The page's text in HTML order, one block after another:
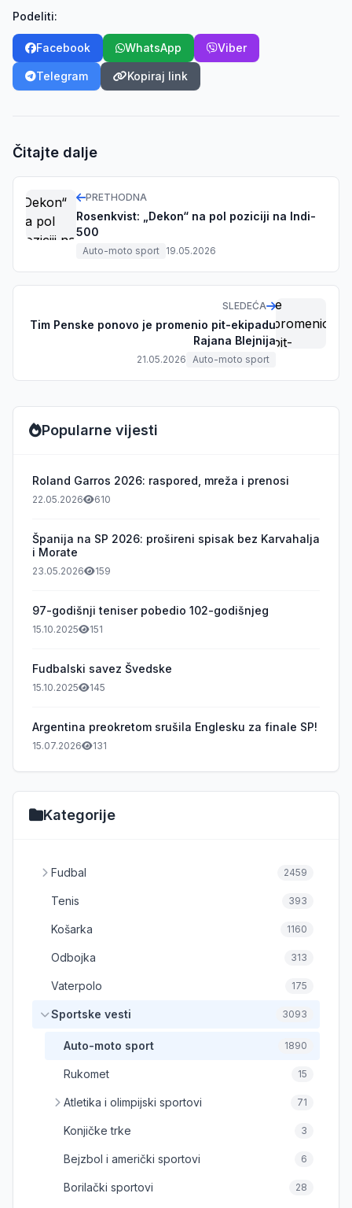
Podeliti:
Facebook WhatsApp Viber
Telegram Kopiraj link
Čitajte dalje
PRETHODNA
Rosenkvist: „Dekon“ na pol poziciji na Indi-
500
Auto-moto sport 19.05.2026
SLEDEĆA
Tim Penske ponovo je promenio pit-ekipadu
Rajana Blejnija
21.05.2026 Auto-moto sport
Popularne vijesti
Roland Garros 2026: raspored, mreža i prenosi
22.05.2026 610
Španija na SP 2026: prošireni spisak bez Karvahalja
i Morate
23.05.2026 159
97-godišnji teniser pobedio 102-godišnjeg
15.10.2025 151
Fudbalski savez Švedske
15.10.2025 145
Argentina preokretom srušila Englesku za finale SP!
15.07.2026 131
Kategorije
Fudbal 2459
Tenis 393
Košarka 1160
Odbojka 313
Vaterpolo 175
Sportske vesti 3093
Auto-moto sport 1890
Rukomet 15
Atletika i olimpijski sportovi 71
Konjičke trke 3
Bejzbol i američki sportovi 6
Borilački sportovi 28